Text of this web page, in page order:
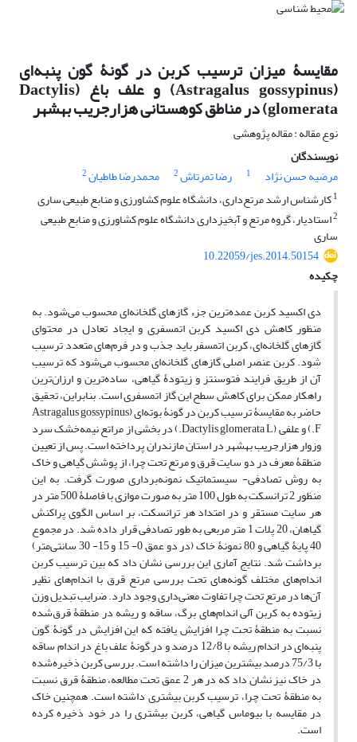
مقایسۀ میزان ترسیب کربن در گونۀ‌‌‌‌ گون پنبه‌‌ای
(Astragalus gossypinus) و علف باغ (Dactylis
glomerata) در مناطق کوهستانی هزارجریب بهشهر
نوع مقاله : مقاله پژوهشی
نویسندگان
مرضیه حسن نژاد
1 رضا تمرتاش2 محمدرضا طاطیان2
1کارشناس ارشد مرتع‌داری، دانشگاه علوم کشاورزی و منابع طبیعی ساری
2استادیار، گروه مرتع و آبخیزداری دانشگاه علوم کشاورزی و منابع طبیعی
ساری
10.22059/jes.2014.50154
چکیده
دی ‌‌اکسید کربن عمده‌‌ترین جزء گازهای گلخانه‌‌ای محسوب می‌‌‌شود. به
منظور کاهش دی‌‌ اکسید کربن اتمسفری و ایجاد تعادل در محتوای
گازهای گلخانه‌‌ای، کربن اتمسفر ‌‌باید جذب و در فرم‌‌های متعدد ترسیب
شود‌‌. کربن عنصر اصلی گازهای گلخانه‌‌ای محسوب می‌‌شود که ترسیب
آن از طریق فرایند فتوسنتز و زیتودۀ گیاهی، ساده‌‌ترین و ارزان‌‌ترین
راهکار ممکن برای کاهش سطح این گاز اتمسفری است. بنابراین، تحقیق
حاضر به مقایسۀ ترسیب کربن در گونۀ بوته‌‌ای (Astragalus gossypinus
F.) و علفی (Dactylis glomerata L.) در بخشی از مراتع نیمه‌خشک سرد
وزوار هزارجریب بهشهر در استان مازندران پرداخته است. پس از تعیین
منطقۀ معرف در دو سایت قرق و مرتع تحت چرا، از پوشش گیاهی و خاک
به روش تصادفی- سیستماتیک نمونه‌‌برداری صورت گرفت. به این
منظور 2 ترانسکت به طول 100 متر به صورت موازی با فاصلۀ 500 متر در
هر سایت مستقر و در امتداد هر ترانسکت، بر اساس الگوی پراکنش
گیاهان، 20 پلات 1 متر مربعی به طور تصادفی قرار داده شد. در مجموع
40 پایۀ گیاهی و 80 نمونۀ خاک (در دو عمق 0- 15 و 15- 30 سانتی‌متر)
برداشت شد. نتایج آماری این بررسی نشان داد که بین ترسیب کربن
اندام‌‌های مختلف گونه‌‌های تحت بررسی مرتع قرق با اندام‌‌های نظیر
آن‌ها در مرتع تحت چرا تفاوت معنی‌‌داری وجود دارد. ضرایب تبدیل وزن
زیتوده به کربن آلی اندام‌‌های برگ، ساقه و ریشه در منطقۀ قرق‌شده
نسبت به منطقۀ تحت چرا افزایش یافته که این افزایش در گونۀ‌‌ گون
پنبه‌‌ای در اندام ریشه با 12/8 درصد و در گونۀ علف باغ در اندام ساقه
با 75/3 درصد بیشترین میزان را داشته است. بررسی کربن ذخیره‌شده
در خاک نیز نشان داد که در هر 2 عمق تحت مطالعه، منطقۀ قرق نسبت
به منطقۀ تحت چرا، ترسیب کربن بیشتری داشته است. همچنین خاک
در مقایسه با بیوماس گیاهی، کربن بیشتری را در خود ذخیره کرده
است.